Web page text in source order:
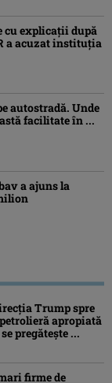
explicații după
a acuzat instituția
autostradă. Unde
facilitate în ...
a ajuns la
Trump spre
apropiată
pregătește ...
firme de